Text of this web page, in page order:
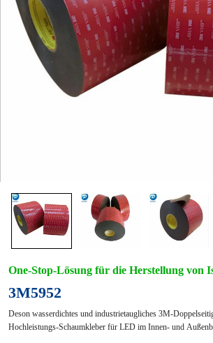
One-Stop-Lösung für die Herstellung von
3M5952
Deson wasserdichtes und industrietaugliches 3M-
Hochleistungs-Schaumkleber für LED im Innen- und